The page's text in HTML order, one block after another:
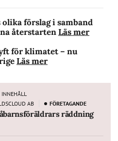
olika förslag i samband
återstartenLäs mer
för klimatet – nu
Läs mer
INNEHÅLL
AB FÖRETAGANDE
räddning